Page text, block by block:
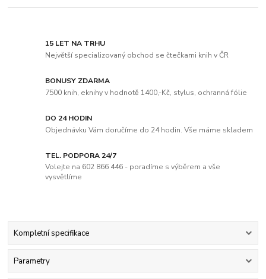
15 LET NA TRHU
Největší specializovaný obchod se čtečkami knih v ČR
BONUSY ZDARMA
7500 knih, eknihy v hodnotě 1400,-Kč, stylus, ochranná fólie
DO 24 HODIN
Objednávku Vám doručíme do 24 hodin. Vše máme skladem
TEL. PODPORA 24/7
Volejte na 602 866 446 - poradíme s výběrem a vše
vysvětlíme
Kompletní specifikace
Parametry